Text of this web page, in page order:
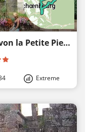
Felsenwohnungen Graufthal von la Petite Pierre
Extreme